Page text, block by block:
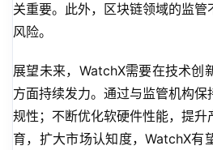
关重要。此外，区块链领域的监
风险。
展望未来，WatchX需要在技术创
方面持续发力。通过与监管机构
规性；不断优化软硬件性能，提
育，扩大市场认知度，WatchX有